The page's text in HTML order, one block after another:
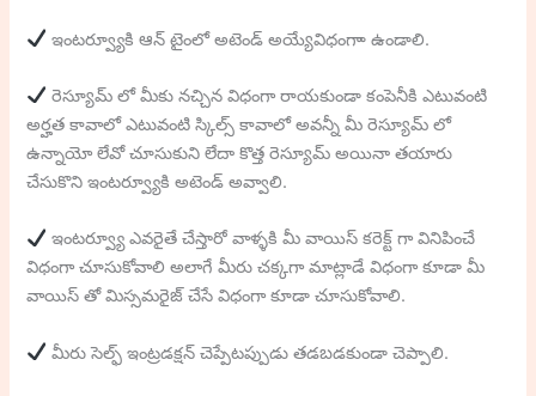
ఇంటర్వ్యూకి ఆన్ టైంలో అటెండ్ అయ్యేవిధంగాా ఉండాలి.
రెస్యూమ్ లో మీకు నచ్చిన విధంగా రాయకుండా కంపెనీకి ఎటువంటి
అర్హత కావాలో ఎటువంటి స్కిల్స్ కావాలో అవన్నీ మీ రెస్యూమ్ లో
ఉన్నాయో లేవో చూసుకుని లేదా కొత్త రెస్యూమ్ అయినా తయారు
చేసుకొని ఇంటర్వ్యూకి అటెండ్ అవ్వాలి.
ఇంటర్వ్యూ ఎవరైతే చేస్తారో వాళ్ళకి మీ వాయిస్ కరెక్ట్ గా వినిపించే
విధంగా చూసుకోవాలి అలాగే మీరు చక్కగా మాట్లాడే విధంగా కూడా మీ
వాయిస్ తో మిస్సమరైజ్ చేసే విధంగా కూడా చూసుకోవాలి.
మీరు సెల్ఫ్ ఇంట్రడక్షన్ చెప్పేటప్పుడు తడబడకుండా చెప్పాలి.